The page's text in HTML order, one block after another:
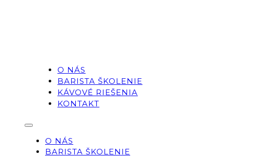
O NÁS
BARISTA ŠKOLENIE
KÁVOVÉ RIEŠENIA
KONTAKT
O NÁS
BARISTA ŠKOLENIE